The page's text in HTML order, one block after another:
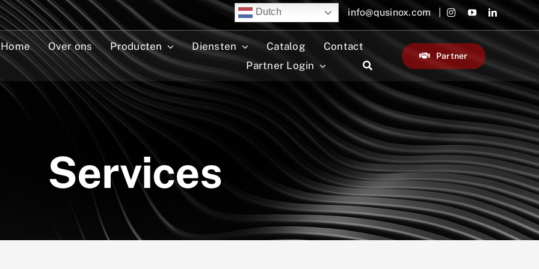
Dutch info@qusinox.com |
Home Over ons Producten Diensten Catalog
Contact
Partner Login
Partner
Services